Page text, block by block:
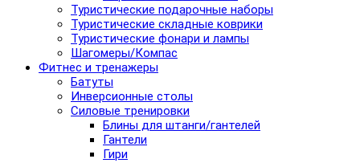
Туристические подарочные наборы
Туристические складные коврики
Туристические фонари и лампы
Шагомеры/Компас
Фитнес и тренажеры
Батуты
Инверсионные столы
Силовые тренировки
Блины для штанги/гантелей
Гантели
Гири